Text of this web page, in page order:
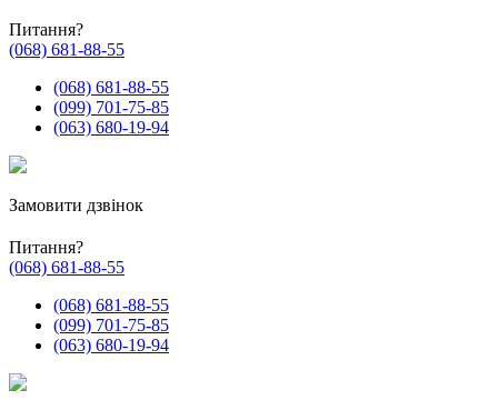
Питання?
(068) 681-88-55
(068) 681-88-55
(099) 701-75-85
(063) 680-19-94
Замовити дзвінок
Питання?
(068) 681-88-55
(068) 681-88-55
(099) 701-75-85
(063) 680-19-94